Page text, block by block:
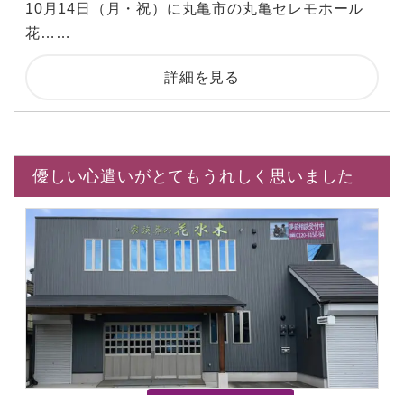
10月14日（月・祝）に丸亀市の丸亀セレモホール
花……
詳細を見る
優しい心遣いがとてもうれしく思いました